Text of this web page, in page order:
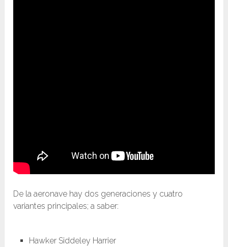
De la aeronave hay dos generaciones y cuatro
variantes principales; a saber:
Hawker Siddeley Harrier